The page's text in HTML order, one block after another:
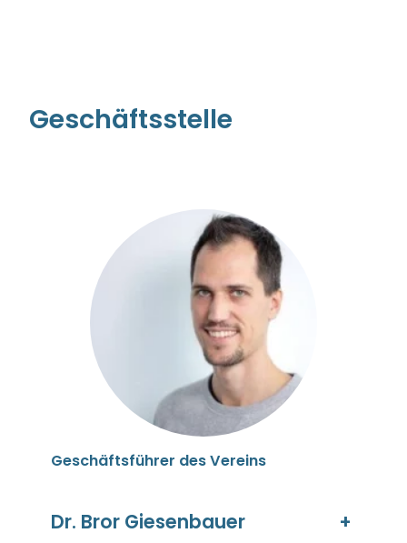
Geschäftsstelle
Geschäftsführer des Vereins
Dr. Bror Giesenbauer +